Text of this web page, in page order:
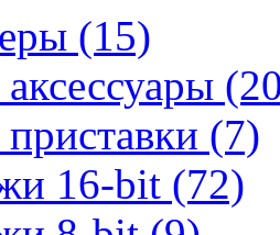
(15)
(7)
16-bit (72)